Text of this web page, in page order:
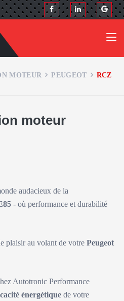
MOTEUR PEUGEOT RCZ
moteur
audacieux de la
- où performance et durabilité
plaisir au volant de votre Peugeot
Autotronic Performance
énergétique de votre